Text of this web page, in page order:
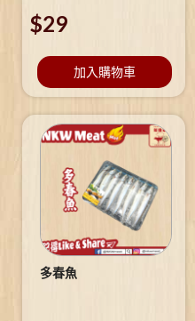
$29
加入購物車
多春魚